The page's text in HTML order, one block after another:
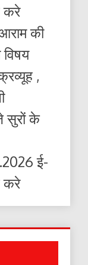
करे
की
विषय
,
सुरों के
ई-
करे